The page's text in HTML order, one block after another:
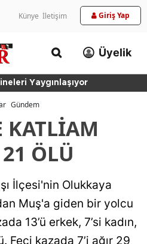
Künye İletişim Giriş Yap
Üyelik
Yaygınlaşıyor
Gündem
KATLİAM
ÖLÜ
İlçesi'nin Olukkaya
Muş'a giden bir yolcu
13’ü erkek, 7’si kadın,
Feci kazada 7’i ağır 29